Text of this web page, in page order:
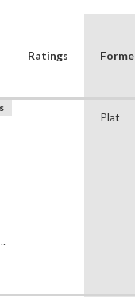
Ratings Forme
Plat